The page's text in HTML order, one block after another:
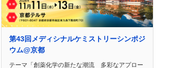
第43回メディシナルケミストリーシンポジ
ウム@京都
テーマ「創薬化学の新たな潮流 多彩なアプロー